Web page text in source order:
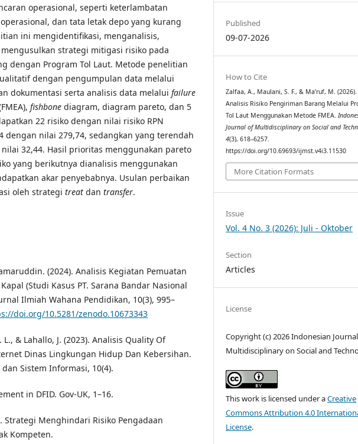
operasional, seperti keterlambatan
dan tata letak depo yang kurang
ini mengidentifikasi, menganalisis,
strategi mitigasi risiko pada
dengan Program Tol Laut. Metode penelitian
dengan pengumpulan data melalui
dokumentasi serta analisis data melalui failure
fishbone diagram, diagram pareto, dan 5
22 risiko dengan nilai risiko RPN
dengan nilai 279,74, sedangkan yang terendah
32,44. Hasil prioritas menggunakan pareto
yang berikutnya dianalisis menggunakan
akar penyebabnya. Usulan perbaikan
oleh strategi treat dan transfer.
(2024). Analisis Kegiatan Pemuatan
(Studi Kasus PT. Sarana Bandar Nasional
Ilmiah Wahana Pendidikan, 10(3), 995–
doi.org/10.5281/zenodo.10673343
L., & Lahallo, J. (2023). Analisis Quality Of
Dinas Lingkungan Hidup Dan Kebersihan.
Sistem Informasi, 10(4).
in DFID. Gov-UK, 1–16.
Strategi Menghindari Risiko Pengadaan
Kompeten.
Published
09-07-2026
How to Cite
Zalfaa, A., Maulani, S. F., & Ma’ruf, M. (2026).
Analisis Risiko Pengiriman Barang Melalui
Tol Laut Menggunakan Metode FMEA.
Journal of Multidisciplinary on Social and
4(3), 618–6257.
https://doi.org/10.69693/ijmst.v4i3.11530
More Citation Formats
Issue
Vol. 4 No. 3 (2026): Juli - Oktober
Section
Articles
License
Copyright (c) 2026 Indonesian
Multidisciplinary on Social and
This work is licensed under aCreative
Commons Attribution 4.0
License.